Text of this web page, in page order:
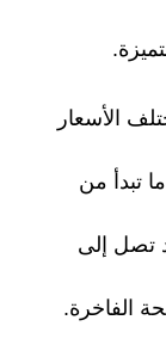
لعام 2025:** تختلف الأسعار
تبدأ من
وقد تصل إلى